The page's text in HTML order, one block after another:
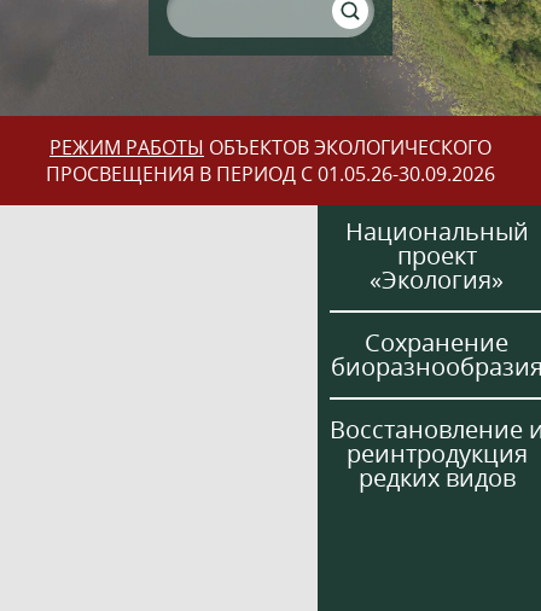
РЕЖИМ РАБОТЫ ОБЪЕКТОВ ЭКОЛОГИЧЕСКОГО
ПРОСВЕЩЕНИЯ В ПЕРИОД С 01.05.26-30.09.2026
Национальный
проект
«Экология»
Сохранение
Восстановление
реинтродукция
редких видов